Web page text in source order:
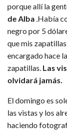
porque allí la
de Alba .Había
negro por 5
que mis
encargado hace
zapatillas. Las
olvidará jamás.
El domingo es
las vistas y los
haciendo